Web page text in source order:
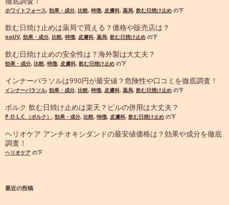
ホワイトフォース, 効果・成分, 比較, 特徴, 皮膚科, 薬局, 飲む日焼け止め の下
飲む日焼け止めは薬局で買える？価格や販売店は？
noUV, 効果・成分, 比較, 特徴, 皮膚科, 薬局, 飲む日焼け止め の下
飲む日焼け止めの安全性は？海外製は大丈夫？
効果・成分, 比較, 特徴, 皮膚科, 飲む日焼け止め の下
インナーパラソルは990円が最安値？危険性や口コミを徹底調査！
インナーパラソル, 効果・成分, 比較, 特徴, 皮膚科, 薬局, 飲む日焼け止め の下
ポルク 飲む日焼け止めは楽天？ピルの併用は大丈夫？
P.O.L.C.（ポルク） , 効果・成分, 比較, 特徴, 皮膚科, 飲む日焼け止め の下
ヘリオケア アンチオキシダンドの最安値価格は？効果や成分を徹底
調査！
ヘリオケア の下
最近の投稿